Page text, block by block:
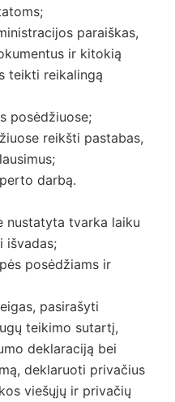
paraiškas,
ir kitokią
teikti reikalingą
posėdžiuose;
reikšti pastabas,
darbą.
nustatyta tvarka laiku
išvadas;
posėdžiams ir
pasirašyti
teikimo sutartį,
deklaraciją bei
deklaruoti privačius
viešųjų ir privačių